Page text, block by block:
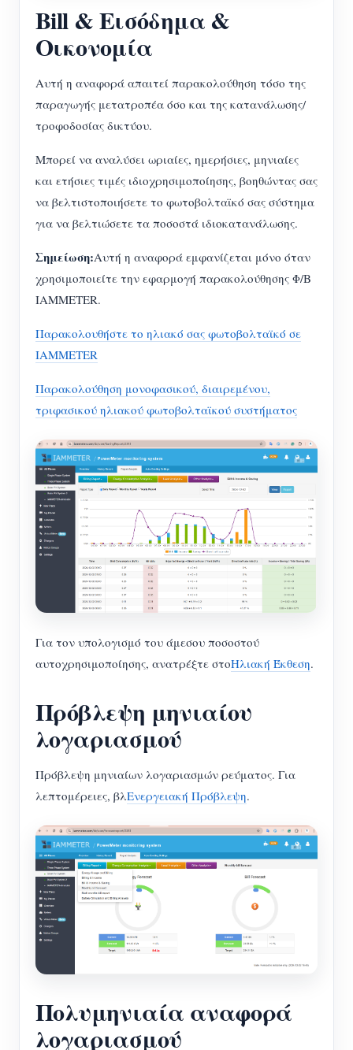
Bill & Εισόδημα &
Οικονομία
Αυτή η αναφορά απαιτεί παρακολούθηση τόσο της
παραγωγής μετατροπέα όσο και της κατανάλωσης/
τροφοδοσίας δικτύου.
Μπορεί να αναλύσει ωριαίες, ημερήσιες, μηνιαίες
και ετήσιες τιμές ιδιοχρησιμοποίησης, βοηθώντας σας
να βελτιστοποιήσετε το φωτοβολταϊκό σας σύστημα
για να βελτιώσετε τα ποσοστά ιδιοκατανάλωσης.
Σημείωση:Αυτή η αναφορά εμφανίζεται μόνο όταν
χρησιμοποιείτε την εφαρμογή παρακολούθησης Φ/Β
IAMMETER.
Παρακολουθήστε το ηλιακό σας φωτοβολταϊκό σε
IAMMETER
Παρακολούθηση μονοφασικού, διαιρεμένου,
τριφασικού ηλιακού φωτοβολταϊκού συστήματος
Για τον υπολογισμό του άμεσου ποσοστού
αυτοχρησιμοποίησης, ανατρέξτε στοΗλιακή Έκθεση.
Πρόβλεψη μηνιαίου
λογαριασμού
Πρόβλεψη μηνιαίων λογαριασμών ρεύματος. Για
λεπτομέρειες, βλΕνεργειακή Πρόβλεψη.
Πολυμηνιαία αναφορά
λογαριασμού